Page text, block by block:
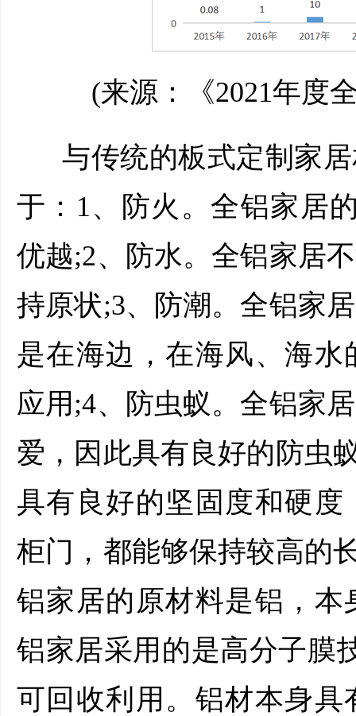
(来源：《2021年度全
与传统的板式定制家居
于：1、防火。全铝家居
优越;2、防水。全铝家居
持原状;3、防潮。全铝家
是在海边，在海风、海
应用;4、防虫蚁。全铝家
爱，因此具有良好的防虫
具有良好的坚固度和硬
柜门，都能够保持较高的
铝家居的原材料是铝，
铝家居采用的是高分子膜
可回收利用。铝材本身